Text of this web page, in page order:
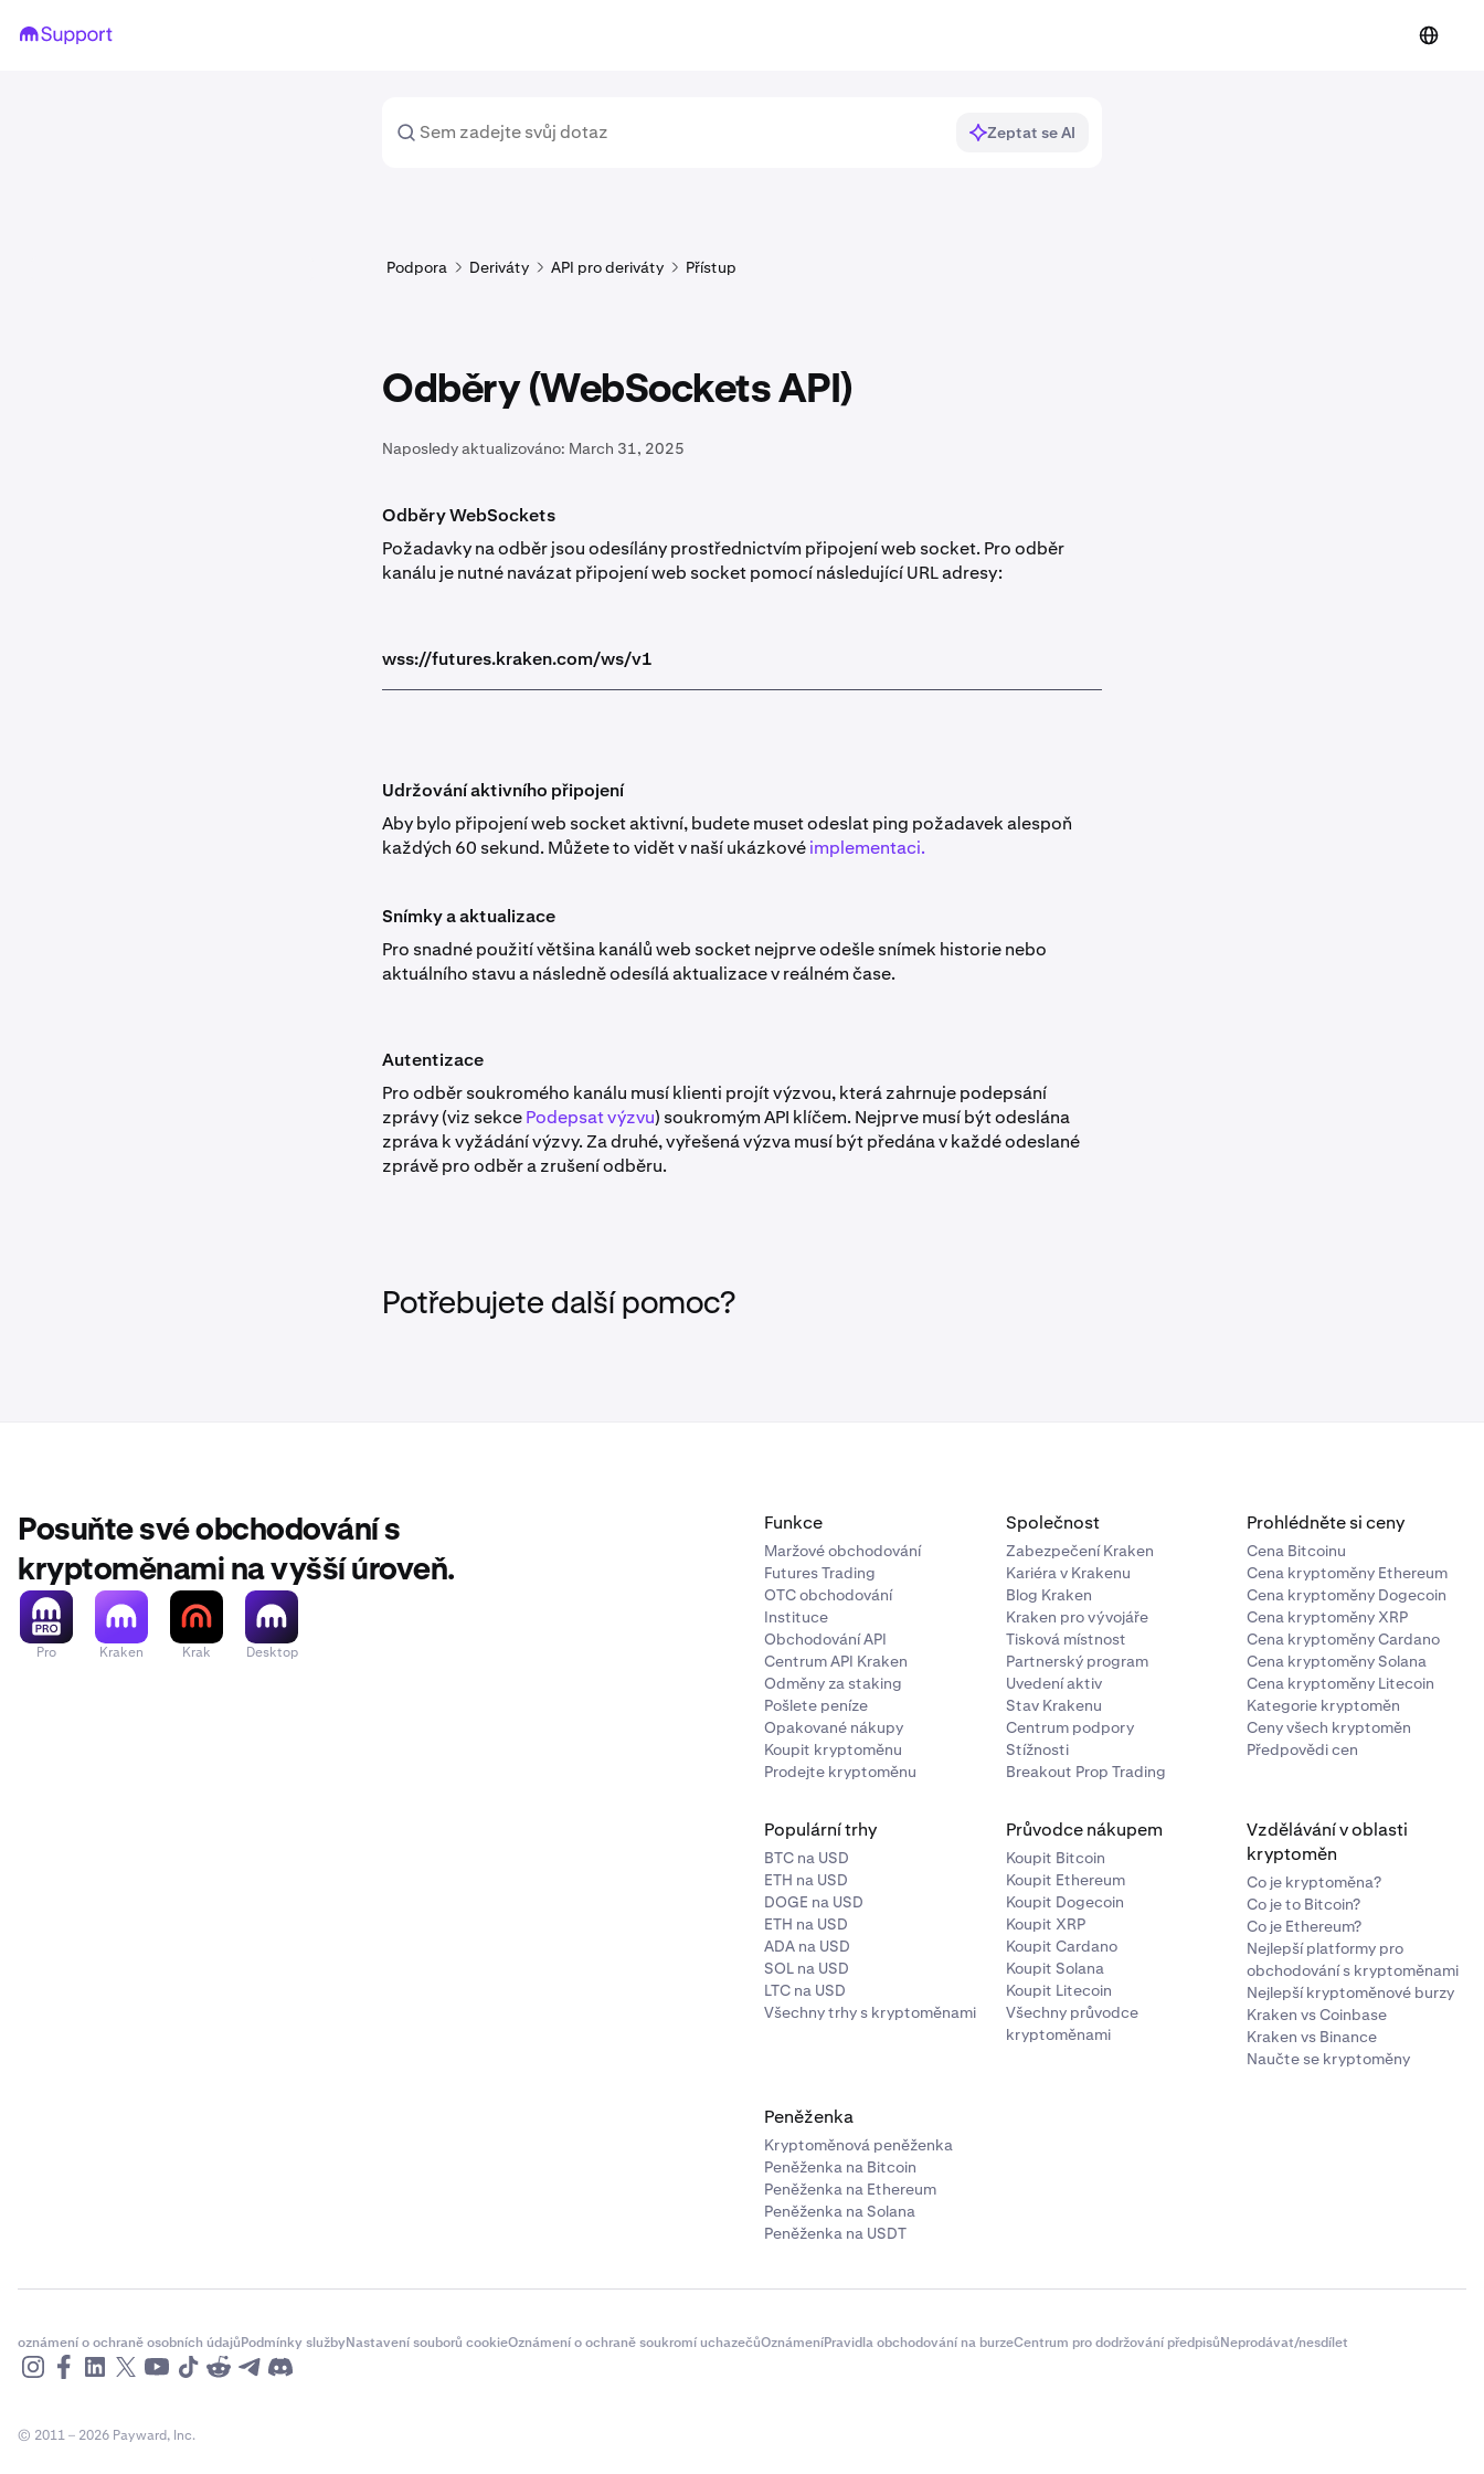
Zeptat se AI
Podpora Deriváty API pro deriváty Přístup
Odběry (WebSockets API)
Naposledy aktualizováno: March 31, 2025
Odběry WebSockets
Požadavky na odběr jsou odesílány prostřednictvím připojení web socket. Pro odběr
kanálu je nutné navázat připojení web socket pomocí následující URL adresy:
wss://futures.kraken.com/ws/v1
Udržování aktivního připojení
Aby bylo připojení web socket aktivní, budete muset odeslat ping požadavek alespoň
každých 60 sekund. Můžete to vidět v naší ukázkovéimplementaci.
Snímky a aktualizace
Pro snadné použití většina kanálů web socket nejprve odešle snímek historie nebo
aktuálního stavu a následně odesílá aktualizace v reálném čase.
Autentizace
Pro odběr soukromého kanálu musí klienti projít výzvou, která zahrnuje podepsání
zprávy (viz sekcePodepsat výzvu) soukromým API klíčem. Nejprve musí být odeslána
zpráva k vyžádání výzvy. Za druhé, vyřešená výzva musí být předána v každé odeslané
zprávě pro odběr a zrušení odběru.
Potřebujete další pomoc?
Posuňte své obchodování s
kryptoměnami na vyšší úroveň.
Pro Kraken Krak Desktop
Funkce
Maržové obchodování
Futures Trading
OTC obchodování
Instituce
Obchodování API
Centrum API Kraken
Odměny za staking
Pošlete peníze
Opakované nákupy
Koupit kryptoměnu
Prodejte kryptoměnu
Společnost
Zabezpečení Kraken
Kariéra v Krakenu
Blog Kraken
Kraken pro vývojáře
Tisková místnost
Partnerský program
Uvedení aktiv
Stav Krakenu
Centrum podpory
Stížnosti
Breakout Prop Trading
Prohlédněte si ceny
Cena Bitcoinu
Cena kryptoměny Ethereum
Cena kryptoměny Dogecoin
Cena kryptoměny XRP
Cena kryptoměny Cardano
Cena kryptoměny Solana
Cena kryptoměny Litecoin
Kategorie kryptoměn
Ceny všech kryptoměn
Předpovědi cen
Populární trhy
BTC na USD
ETH na USD
DOGE na USD
ETH na USD
ADA na USD
SOL na USD
LTC na USD
Všechny trhy s kryptoměnami
Průvodce nákupem
Koupit Bitcoin
Koupit Ethereum
Koupit Dogecoin
Koupit XRP
Koupit Cardano
Koupit Solana
Koupit Litecoin
Všechny průvodce
kryptoměnami
Vzdělávání v oblasti
kryptoměn
Co je kryptoměna?
Co je to Bitcoin?
Co je Ethereum?
Nejlepší platformy pro
obchodování s kryptoměnami
Nejlepší kryptoměnové burzy
Kraken vs Coinbase
Kraken vs Binance
Naučte se kryptoměny
Peněženka
Kryptoměnová peněženka
Peněženka na Bitcoin
Peněženka na Ethereum
Peněženka na Solana
Peněženka na USDT
oznámení o ochraně osobních údajůPodmínky službyNastavení souborů cookieOznámení o ochraně soukromí uchazečůOznámeníPravidla obchodování na burzeCentrum pro dodržování předpisůNeprodávat/nesdílet
© 2011 – 2026 Payward, Inc.